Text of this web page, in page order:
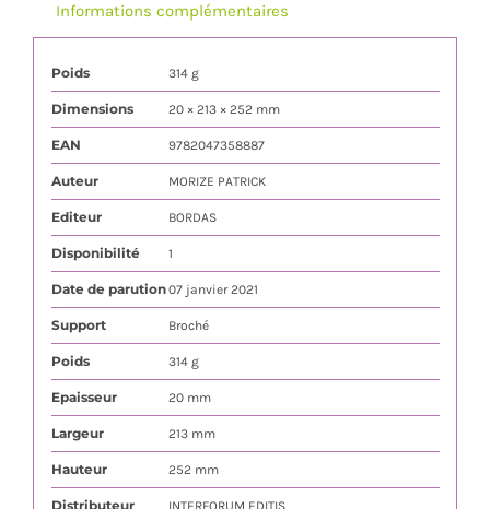
Informations complémentaires
Poids 314 g
Dimensions 20 × 213 × 252 mm
EAN 9782047358887
Auteur MORIZE PATRICK
Editeur BORDAS
Disponibilité 1
Date de parution07 janvier 2021
Support Broché
Poids 314 g
Epaisseur 20 mm
Largeur 213 mm
Hauteur 252 mm
Distributeur INTERFORUM EDITIS